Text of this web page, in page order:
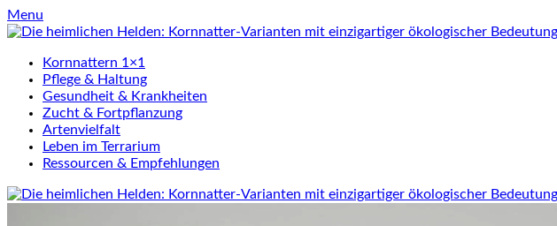
Skip
to
Menu
Kornnattern 1×1
Pflege & Haltung
Gesundheit & Krankheiten
Zucht & Fortpflanzung
Artenvielfalt
Leben im Terrarium
Ressourcen & Empfehlungen